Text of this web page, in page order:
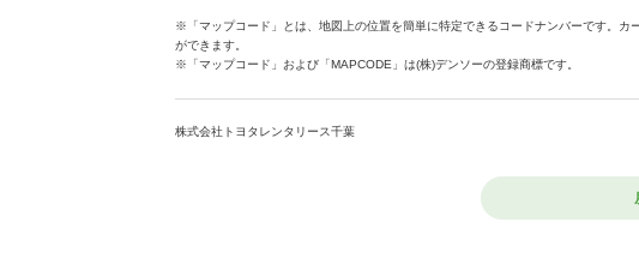
※「マップコード」とは、地図上の位置を簡単に特定できるコードナンバーです。
ができます。
※「マップコード」および「MAPCODE」は(株)デンソーの登録商標です。
株式会社トヨタレンタリース千葉